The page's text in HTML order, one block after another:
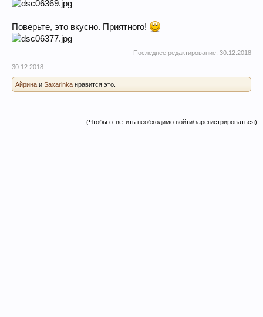
Поверьте, это вкусно. Приятного!
Последнее редактирование: 30.12.2018
30.12.2018
Айрина и Saxarinka нравится это.
(Чтобы ответить необходимо войти/зарегистрироваться)